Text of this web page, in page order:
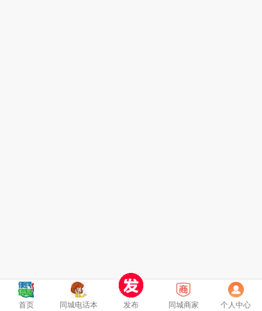
首页 同城电话本 发布 同城商家 个人中心